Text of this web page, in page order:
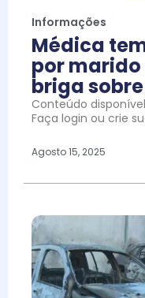
Informações
Médica
por
briga
Conteúdo
Faça login ou crie
Agosto 15, 2025